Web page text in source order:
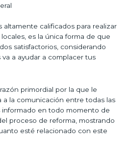
altamente calificados para realizar
es la única forma de que
satisfactorios, considerando
a ayudar a complacer tus
primordial por la que le
a la comunicación entre todas las
informado en todo momento de
proceso de reforma, mostrando
esté relacionado con este